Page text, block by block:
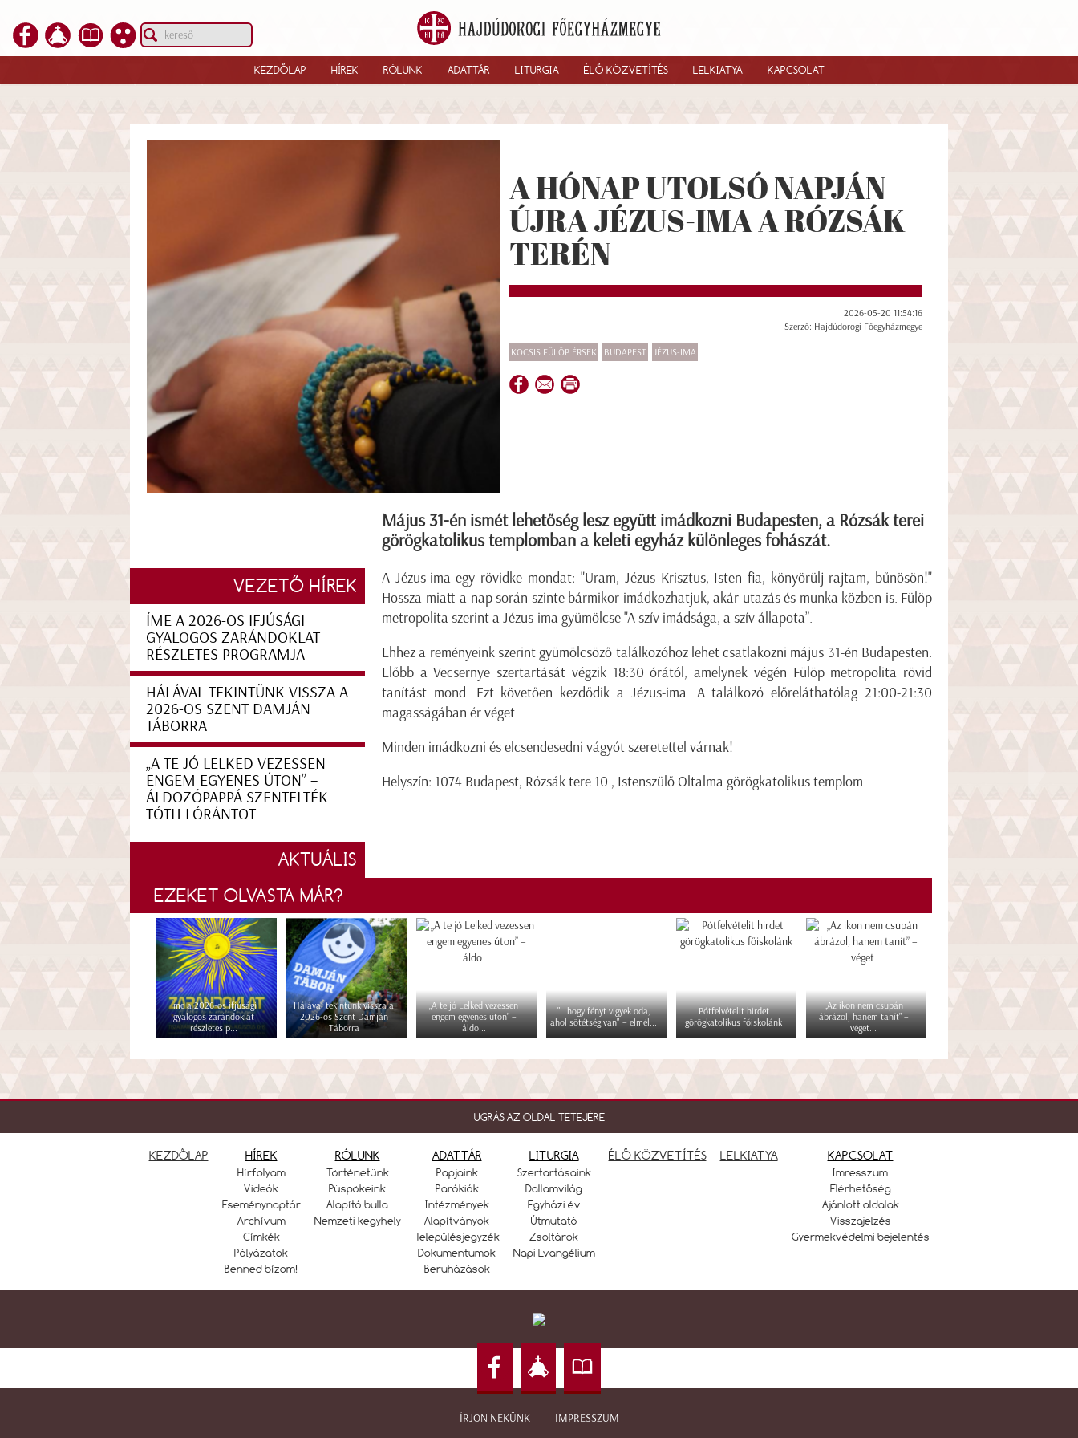
KEZDŐLAP HÍREK RÓLUNK ADATTÁR LITURGIA ÉLŐ KÖZVETÍTÉS LELKIATYA KAPCSOLAT
A HÓNAP UTOLSÓ NAPJÁN
ÚJRA JÉZUS-IMA A RÓZSÁK
TERÉN
2026-05-20 11:54:16
Szerző: Hajdúdorogi Főegyházmegye
KOCSIS FÜLÖP ÉRSEK BUDAPEST JÉZUS-IMA
Május 31-én ismét lehetőség lesz együtt imádkozni Budapesten, a Rózsák terei
görögkatolikus templomban a keleti egyház különleges fohászát.
A Jézus-ima egy rövidke mondat: "Uram, Jézus Krisztus, Isten fia, könyörülj rajtam, bűnösön!"
Hossza miatt a nap során szinte bármikor imádkozhatjuk, akár utazás és munka közben is. Fülöp
metropolita szerint a Jézus-ima gyümölcse "A szív imádsága, a szív állapota”.
Ehhez a reményeink szerint gyümölcsöző találkozóhoz lehet csatlakozni május 31-én Budapesten.
Előbb a Vecsernye szertartását végzik 18:30 órától, amelynek végén Fülöp metropolita rövid
tanítást mond. Ezt követően kezdődik a Jézus-ima. A találkozó előreláthatólag 21:00-21:30
magasságában ér véget.
Minden imádkozni és elcsendesedni vágyót szeretettel várnak!
Helyszín: 1074 Budapest, Rózsák tere 10., Istenszülő Oltalma görögkatolikus templom.
VEZETŐ HÍREK
ÍME A 2026-OS IFJÚSÁGI
GYALOGOS ZARÁNDOKLAT
RÉSZLETES PROGRAMJA
HÁLÁVAL TEKINTÜNK VISSZA A
2026-OS SZENT DAMJÁN
TÁBORRA
„A TE JÓ LELKED VEZESSEN
ENGEM EGYENES ÚTON” –
ÁLDOZÓPAPPÁ SZENTELTÉK
TÓTH LÓRÁNTOT
AKTUÁLIS
EZEKET OLVASTA MÁR?
Íme a 2026-os ifjúsági
gyalogos zarándoklat
részletes p...
Hálával tekintünk vissza a
2026-os Szent Damján
Táborra
„A te jó Lelked vezessen
engem egyenes úton” –
áldo...
"...hogy fényt vigyek oda,
ahol sötétség van" – elmél...
Pótfelvételit hirdet
görögkatolikus főiskolánk
„Az ikon nem csupán
ábrázol, hanem tanít” –
véget...
UGRÁS AZ OLDAL TETEJÉRE
KEZDŐLAP HÍREK
Hírfolyam
Videók
Eseménynaptár
Archívum
Címkék
Pályázatok
Benned bízom!
RÓLUNK
Történetünk
Püspökeink
Alapító bulla
Nemzeti kegyhely
ADATTÁR
Papjaink
Parókiák
Intézmények
Alapítványok
Településjegyzék
Dokumentumok
Beruházások
LITURGIA
Szertartásaink
Dallamvilág
Egyházi év
Útmutató
Zsoltárok
Napi Evangélium
ÉLŐ KÖZVETÍTÉS LELKIATYA KAPCSOLAT
Imresszum
Elérhetőség
Ajánlott oldalak
Visszajelzés
Gyermekvédelmi bejelentés
ÍRJON NEKÜNK IMPRESSZUM